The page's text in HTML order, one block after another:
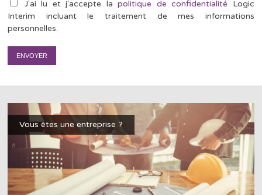
J'ai lu et j'accepte lapolitique de confidentialité Logic
Interim incluant le traitement de mes informations
personnelles.
Vous êtes une entreprise ?